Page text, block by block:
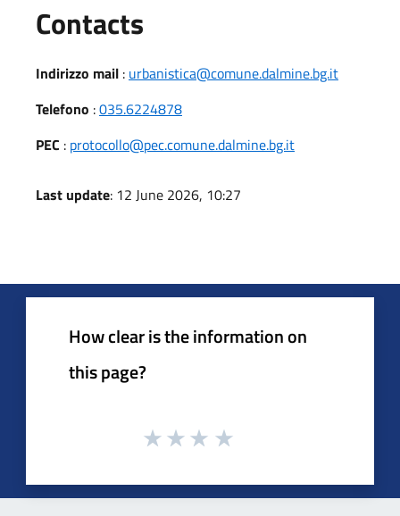
Contacts
Indirizzo mail : urbanistica@comune.dalmine.bg.it
Telefono :035.6224878
PEC : protocollo@pec.comune.dalmine.bg.it
Last update: 12 June 2026, 10:27
How clear is the information on
this page?